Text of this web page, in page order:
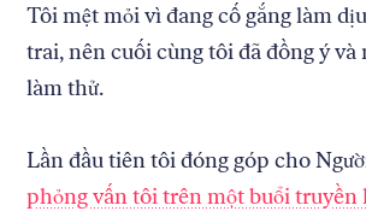
Tôi mệt mỏi vì đang cố gắng làm
trai, nên cuối cùng tôi đã đồng ý và
làm thử.
Lần đầu tiên tôi đóng góp cho
phỏng vấn tôi trên một buổi